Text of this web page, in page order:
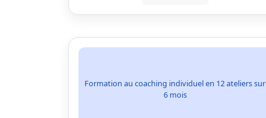
Formation au coaching individuel en 12 ateliers sur
6 mois